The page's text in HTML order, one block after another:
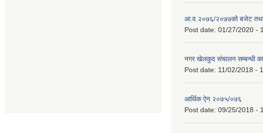
आ.व.२०७६/२०७७को बजेट तथा
Post date: 01/27/2020 -
नगर खेलकुद संचालन सम्बन्धी
Post date: 11/02/2018 -
आर्थिक ऐन २०७५/०७६
Post date: 09/25/2018 -